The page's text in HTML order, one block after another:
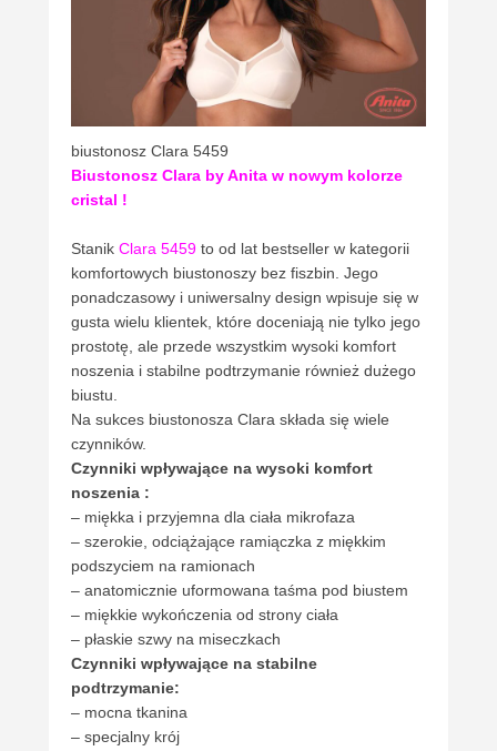
biustonosz Clara 5459
Biustonosz Clara by Anita w nowym kolorze
cristal !
Stanik Clara 5459 to od lat bestseller w kategorii
komfortowych biustonoszy bez fiszbin. Jego
ponadczasowy i uniwersalny design wpisuje się w
gusta wielu klientek, które doceniają nie tylko jego
prostotę, ale przede wszystkim wysoki komfort
noszenia i stabilne podtrzymanie również dużego
biustu.
Na sukces biustonosza Clara składa się wiele
czynników.
Czynniki wpływające na wysoki komfort
noszenia :
– miękka i przyjemna dla ciała mikrofaza
– szerokie, odciążające ramiączka z miękkim
podszyciem na ramionach
– anatomicznie uformowana taśma pod biustem
– miękkie wykończenia od strony ciała
– płaskie szwy na miseczkach
Czynniki wpływające na stabilne
podtrzymanie:
– mocna tkanina
– specjalny krój